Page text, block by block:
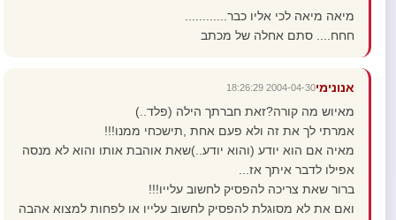
מיאה מיאה לכי אליו כבר............
חחח.... סתם אחלה של מכתב
אנונימי2004-04-30 18:26:29
מאיוש מה קורה?זאת חברתך הילה (פלד..)
אמרתי לך את זה ולא פעם אחת ,תישכחי ממנו!!!
מאיה אם הוא יודע (והוא יודע..)שאת אוהבת אותו והוא לא מנסה
אפילו לדבר איתך אז...
ברור שאת צריכה להפסיק לחשוב עלייו!!!
ואם את לא מסוגלת להפסיק לחשוב עלייו או לפחות למצוא אהבה